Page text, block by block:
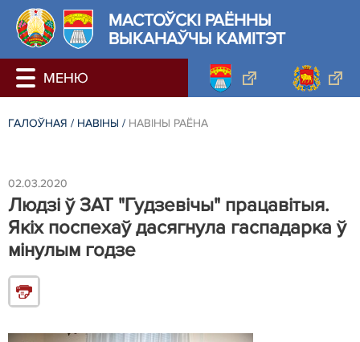
МАСТОЎСКI РАЁННЫ
ВЫКАНАЎЧЫ КАМІТЭТ
ГАЛОЎНАЯ / НАВIНЫ / НАВIНЫ РАЁНА
02.03.2020
Людзі ў ЗАТ "Гудзевічы" працавітыя.
Якіх поспехаў дасягнула гаспадарка ў
мінулым годзе